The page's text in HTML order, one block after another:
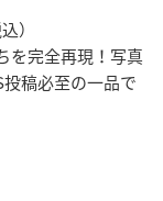
）
を完全再現！写真
稿必至の一品で